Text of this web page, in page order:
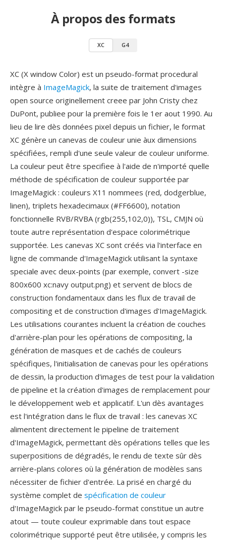
À propos des formats
XC G4
XC (X window Color) est un pseudo-format procedural
intègre à ImageMagick, la suite de traitement d'images
open source originellement creee par John Cristy chez
DuPont, publiee pour la première fois le 1er aout 1990. Au
lieu de lire dès données pixel depuis un fichier, le format
XC génère un canevas de couleur unie àux dimensions
spécifiées, rempli d'une seule valeur de couleur uniforme.
La couleur peut être specifiee à l'aide de n'importé quelle
méthode de spécification de couleur supportée par
ImageMagick : couleurs X11 nommees (red, dodgerblue,
linen), triplets hexadecimaux (#FF6600), notation
fonctionnelle RVB/RVBA (rgb(255,102,0)), TSL, CMJN où
toute autre représentation d'espace colorimétrique
supportée. Les canevas XC sont créés via l'interface en
ligne de commande d'ImageMagick utilisant la syntaxe
speciale avec deux-points (par exemple, convert -size
800x600 xc:navy output.png) et servent de blocs de
construction fondamentaux dans les flux de travail de
compositing et de construction d'images d'ImageMagick.
Les utilisations courantes incluent la création de couches
d'arrière-plan pour les opérations de compositing, la
génération de masques et de cachés de couleurs
spécifiques, l'initialisation de canevas pour les opérations
de dessin, la production d'images de test pour la validation
de pipeline et la création d'images de remplacement pour
le développement web et applicatif. L'un dès avantages
est l'intégration dans le flux de travail : les canevas XC
alimentent directement le pipeline de traitement
d'ImageMagick, permettant dès opérations telles que les
superpositions de dégradés, le rendu de texte sûr dès
arrière-plans colores où la génération de modèles sans
nécessiter de fichier d'entrée. La prisé en chargé du
système complet de spécification de couleur
d'ImageMagick par le pseudo-format constitue un autre
atout — toute couleur exprimable dans tout espace
colorimétrique supporté peut être utilisée, y compris les